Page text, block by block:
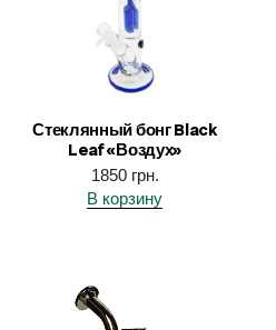
Стеклянный бонг Black
Leaf «Воздух»
1850 грн.
В корзину